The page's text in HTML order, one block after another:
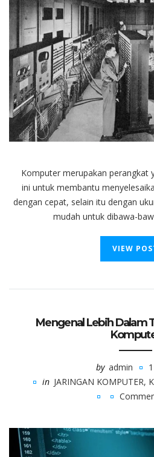
Komputer merupakan perangkat
ini untuk membantu
dengan cepat, selain itu dengan
mudah untuk dibawa-
VIEW
Mengenal Lebih Dalam
by admin
in JARINGAN KOMPUTER,